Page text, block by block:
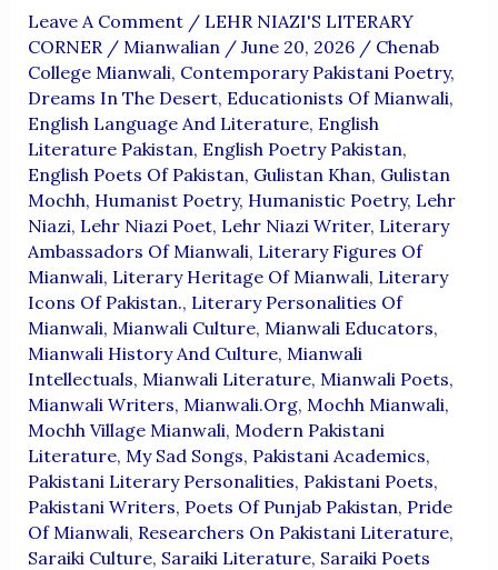
Leave A Comment / LEHR NIAZI'S LITERARY
CORNER / Mianwalian / June 20, 2026 / Chenab
College Mianwali, Contemporary Pakistani Poetry,
Dreams In The Desert, Educationists Of Mianwali,
English Language And Literature, English
Literature Pakistan, English Poetry Pakistan,
English Poets Of Pakistan, Gulistan Khan, Gulistan
Mochh, Humanist Poetry, Humanistic Poetry, Lehr
Niazi, Lehr Niazi Poet, Lehr Niazi Writer, Literary
Ambassadors Of Mianwali, Literary Figures Of
Mianwali, Literary Heritage Of Mianwali, Literary
Icons Of Pakistan., Literary Personalities Of
Mianwali, Mianwali Culture, Mianwali Educators,
Mianwali History And Culture, Mianwali
Intellectuals, Mianwali Literature, Mianwali Poets,
Mianwali Writers, Mianwali.org, Mochh Mianwali,
Mochh Village Mianwali, Modern Pakistani
Literature, My Sad Songs, Pakistani Academics,
Pakistani Literary Personalities, Pakistani Poets,
Pakistani Writers, Poets Of Punjab Pakistan, Pride
Of Mianwali, Researchers On Pakistani Literature,
Saraiki Culture, Saraiki Literature, Saraiki Poets